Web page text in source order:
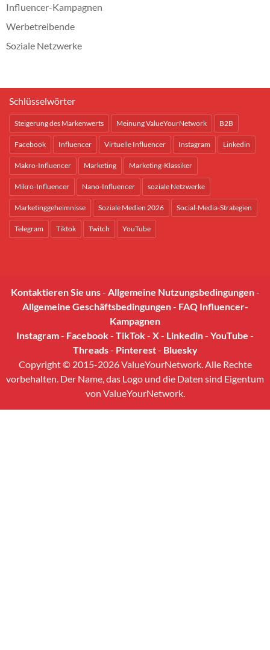
Influencer-Kampagnen
Werbetreibende
Soziale Netzwerke
Schlüsselwörter
Steigerung des Markenwerts Meinung ValueYourNetwork B2B
Facebook Influencer Virtuelle Influencer Instagram Linkedin
Makro-Influencer Marketing Marketing-Klassiker
Mikro-Influencer Nano-Influencer soziale Netzwerke
Marketinggeheimnisse Soziale Medien 2026 Social-Media-Strategien
Telegram Tiktok Twitch YouTube
Kontaktieren Sie uns- Allgemeine Nutzungsbedingungen-
Allgemeine Geschäftsbedingungen- FAQ Influencer-
Kampagnen
Instagram- Facebook- TikTok- X- Linkedin- YouTube -
Threads- Pinterest- Bluesky
Copyright © 2015-2026 ValueYourNetwork. Alle Rechte
vorbehalten. Der Name, das Logo und die Daten sind Eigentum
von ValueYourNetwork.